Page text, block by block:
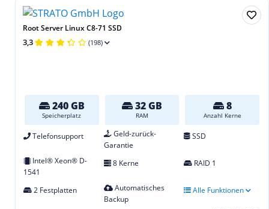
Root Server Linux C8-71 SSD
3,3 (198)
240 GB
Speicherplatz
32 GB
RAM
8
Anzahl Kerne
Telefonsupport
Geld-zurück-
Garantie
SSD
Intel® Xeon® D-
1541
8 Kerne RAID 1
2 Festplatten
Automatisches
Backup
Alle Funktionen